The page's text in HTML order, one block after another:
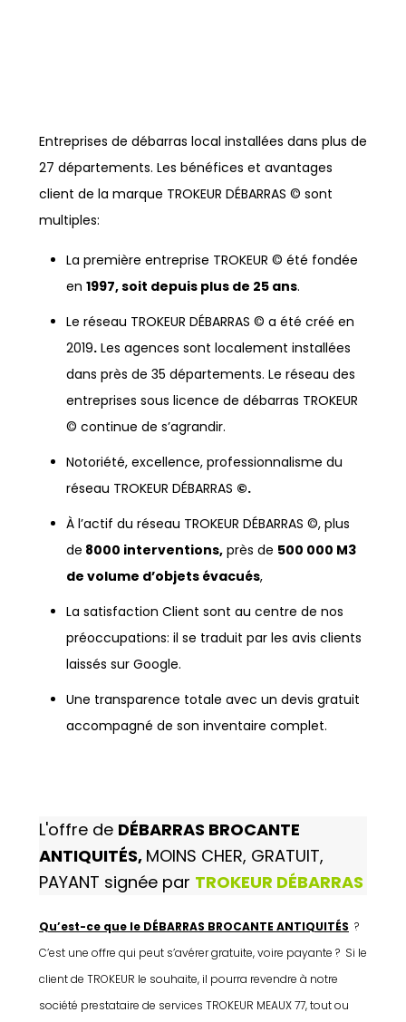
Entreprises de débarras local installées dans plus de
27 départements. Les bénéfices et avantages
client de la marque TROKEUR DÉBARRAS © sont
multiples:
La première entreprise TROKEUR © été fondée
en 1997, soit depuis plus de 25 ans.
Le réseau TROKEUR DÉBARRAS © a été créé en
2019. Les agences sont localement installées
dans près de 35 départements. Le réseau des
entreprises sous licence de débarras TROKEUR
© continue de s’agrandir.
Notoriété, excellence, professionnalisme du
réseau TROKEUR DÉBARRAS ©.
À l’actif du réseau TROKEUR DÉBARRAS ©, plus
de 8000 interventions, près de 500 000 M3
de volume d’objets évacués,
La satisfaction Client sont au centre de nos
préoccupations: il se traduit par les avis clients
laissés sur Google.
Une transparence totale avec un devis gratuit
accompagné de son inventaire complet.
L'offre de DÉBARRAS BROCANTE
ANTIQUITÉS, MOINS CHER, GRATUIT,
PAYANT signée par TROKEUR DÉBARRAS
Qu’est-ce que le DÉBARRAS BROCANTE ANTIQUITÉS ?
C’est une offre qui peut s’avérer gratuite, voire payante ? Si le
client de TROKEUR le souhaite, il pourra revendre à notre
société prestataire de services TROKEUR MEAUX 77, tout ou